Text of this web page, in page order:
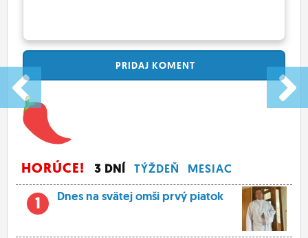
PRIDAJ KOMENT
HORÚCE! 3 DNÍ TÝŽDEŇ MESIAC
1 Dnes na svätej omši prvý piatok